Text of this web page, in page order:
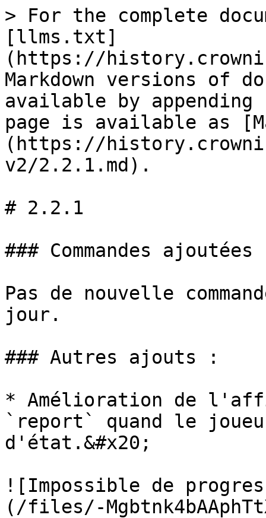
> For the complete
[llms.txt]
(https://
Markdown versions of
available by
page is available as
(https://
v2/2.2.1.md).
# 2.2.1
### Commandes
Pas de nouvelle
jour.
### Autres ajouts :
* Amélioration de
`report` quand le
d'état.&#x20;
![Impossible de
(/files/-